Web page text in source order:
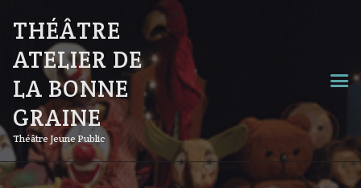
THÉÂTRE
ATELIER DE
LA BONNE
GRAINE
Théâtre Jeune Public